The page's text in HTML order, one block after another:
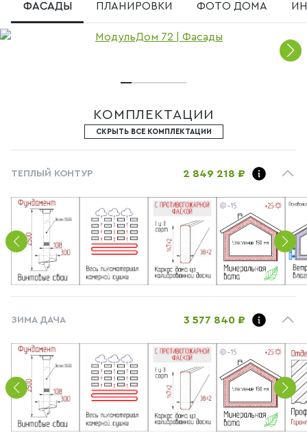
ФАСАДЫ ПЛАНИРОВКИ ФОТО ДОМА
КОМПЛЕКТАЦИИ
СКРЫТЬ ВСЕ КОМПЛЕКТАЦИИ
ТЕПЛЫЙ КОНТУР 2 849 218 ₽
ЗИМА ДАЧА 3 577 840 ₽